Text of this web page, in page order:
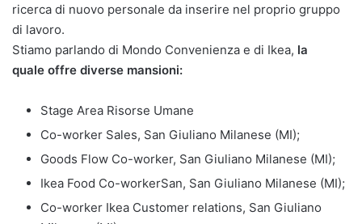
ricerca di nuovo personale da inserire nel proprio gruppo
di lavoro.
Stiamo parlando di Mondo Convenienza e di Ikea, la
quale offre diverse mansioni:
Stage Area Risorse Umane
Co-worker Sales, San Giuliano Milanese (MI);
Goods Flow Co-worker, San Giuliano Milanese (MI);
Ikea Food Co-workerSan, San Giuliano Milanese (MI);
Co-worker Ikea Customer relations, San Giuliano